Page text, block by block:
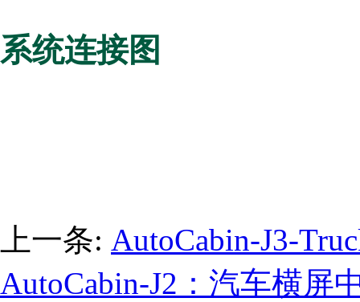
系统连接图
上一条: AutoCabin-J3-
AutoCabin-J2：汽车横屏